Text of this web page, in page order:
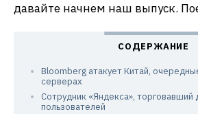
давайте начнем наш выпуск.
Bloomberg атакует Китай,
серверах
Сотрудник «Яндекса», торговавший
пользователей